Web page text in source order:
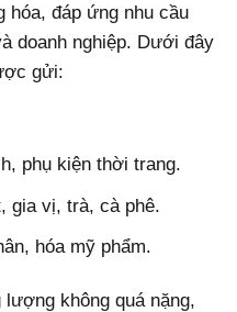
hóa, đáp ứng nhu cầu
doanh nghiệp. Dưới đây
gửi:
phụ kiện thời trang.
gia vị, trà, cà phê.
hóa mỹ phẩm.
không quá nặng,